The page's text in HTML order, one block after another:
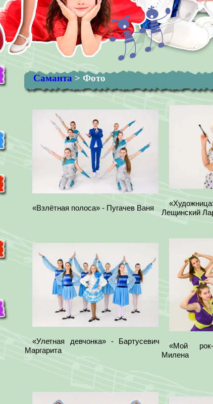
Саманта > Фото
«Взлётная полоса» - Пугачев Ваня
Лещинский
«Улетная девчонка» - Бартусевич
Маргарита
«Мой
Милена